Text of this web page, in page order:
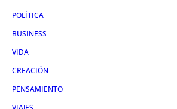
POLÍTICA
BUSINESS
VIDA
CREACIÓN
PENSAMIENTO